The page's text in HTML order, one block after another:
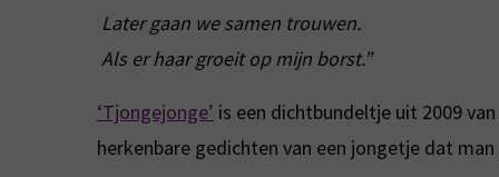
Later gaan we samen trouwen.
Als er haar groeit op mijn borst.”
‘Tjongejonge’ is een dichtbundeltje uit 2009
herkenbare gedichten van een jongetje dat